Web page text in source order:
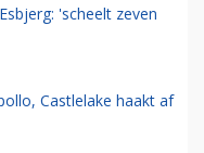
'scheelt zeven
Castlelake haakt af